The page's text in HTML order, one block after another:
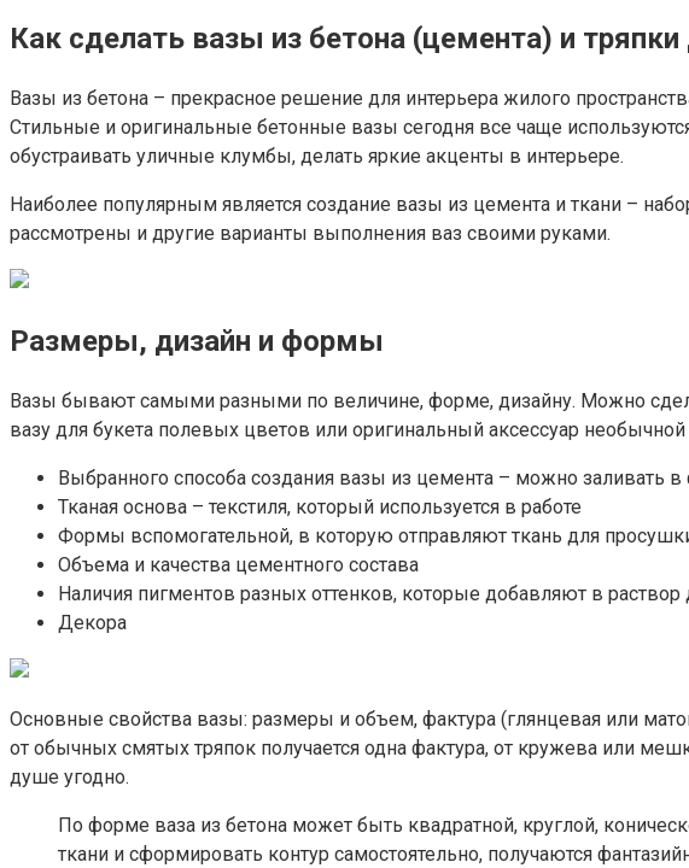
Как сделать вазы из бетона (цемента) и
Вазы из бетона – прекрасное решение для интерьера жилого
Стильные и оригинальные бетонные вазы сегодня все чаще
обустраивать уличные клумбы, делать яркие акценты в интерьере.
Наиболее популярным является создание вазы из цемента и ткани –
рассмотрены и другие варианты выполнения ваз своими руками.
Размеры, дизайн и формы
Вазы бывают самыми разными по величине, форме, дизайну. Можно
вазу для букета полевых цветов или оригинальный аксессуар
Выбранного способа создания вазы из цемента – можно заливать
Тканая основа – текстиля, который используется в работе
Формы вспомогательной, в которую отправляют ткань для
Объема и качества цементного состава
Наличия пигментов разных оттенков, которые добавляют в
Декора
Основные свойства вазы: размеры и объем, фактура (глянцевая или
от обычных смятых тряпок получается одна фактура, от кружева или
душе угодно.
По форме ваза из бетона может быть квадратной, круглой,
ткани и сформировать контур самостоятельно, получаются